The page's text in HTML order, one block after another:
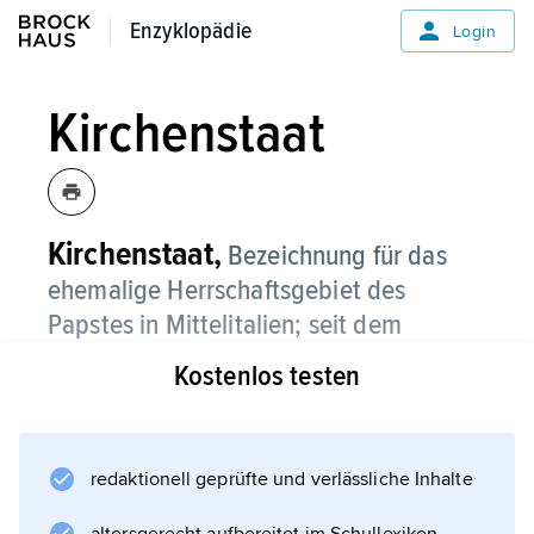
Enzyklopädie
Enzyklopädie Login
Kirchenstaat
Kirchenstaat, Bezeichnung für das
ehemalige Herrschaftsgebiet des
Papstes in Mittelitalien; seit dem
6. Jahrhundert auch
Patrimonium Petri
(Vermögen des Petrus) genannt.
und in anderen italienischen Gebieten, der
Kostenlos testen
redaktionell geprüfte und verlässliche Inhalte